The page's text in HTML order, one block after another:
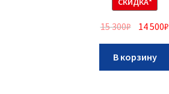
15 300₽ 14 500₽
В корзину